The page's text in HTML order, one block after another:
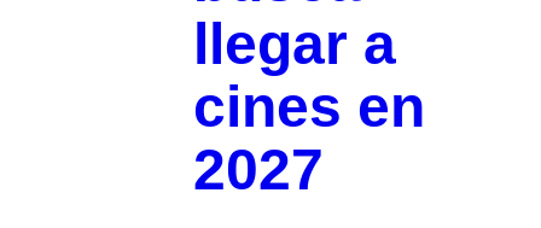
llegar a
cines en
2027